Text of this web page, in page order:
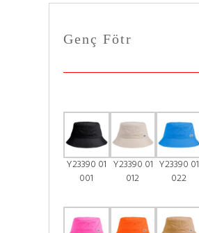
Genç Fötr
Y23390 01
001
Y23390 01
012
Y23390 01
022